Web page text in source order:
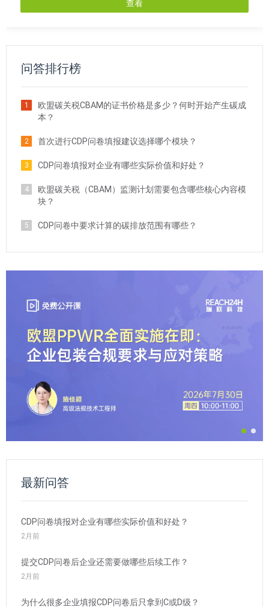
查看
问答排行榜
1
欧盟碳关税CBAM的证书价格是多少？何时开始产生碳成
本？
2 首次进行CDP问卷填报建议选择哪个模块？
3 CDP问卷填报对企业有哪些实际价值和好处？
4
欧盟碳关税（CBAM）监测计划需要包含哪些核心内容模
块？
5 CDP问卷中要求计算的碳排放范围有哪些？
最新问答
CDP问卷填报对企业有哪些实际价值和好处？
2月前
提交CDP问卷后企业还需要做哪些后续工作？
2月前
为什么很多企业填报CDP问卷后只拿到C或D级？